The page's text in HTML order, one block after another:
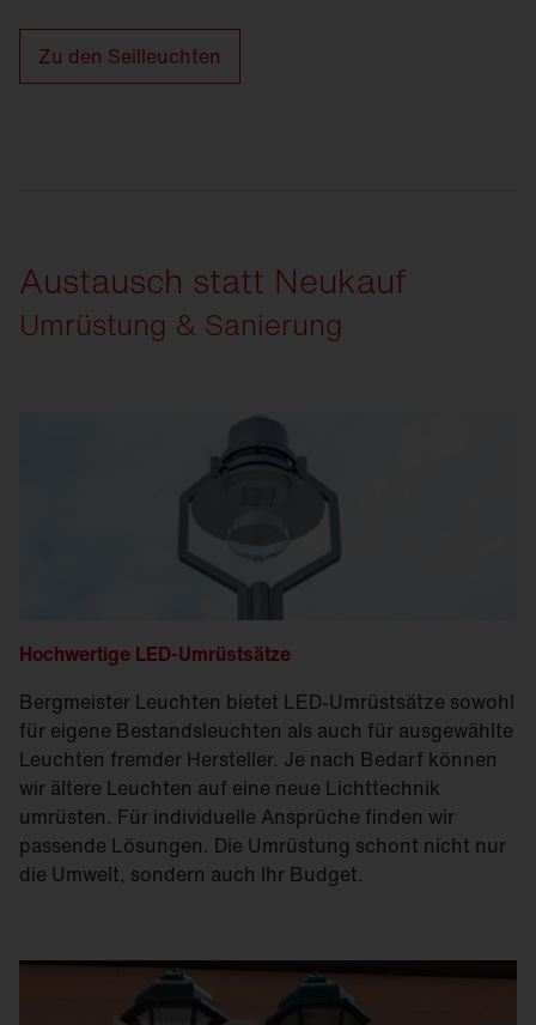
Zu den Seilleuchten
Austausch statt Neukauf
Umrüstung & Sanierung
Hochwertige LED-Umrüstsätze
Bergmeister Leuchten bietet LED-Umrüstsätze sowohl
für eigene Bestandsleuchten als auch für ausgewählte
Leuchten fremder Hersteller. Je nach Bedarf können
wir ältere Leuchten auf eine neue Lichttechnik
umrüsten. Für individuelle Ansprüche finden wir
passende Lösungen. Die Umrüstung schont nicht nur
die Umwelt, sondern auch Ihr Budget.